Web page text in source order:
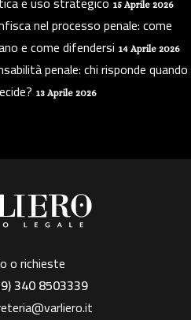
15 Aprile 2026
nel processo penale: come
e come difendersi 14 Aprile 2026
penale: chi risponde quando
13 Aprile 2026
o richieste
340 8503339